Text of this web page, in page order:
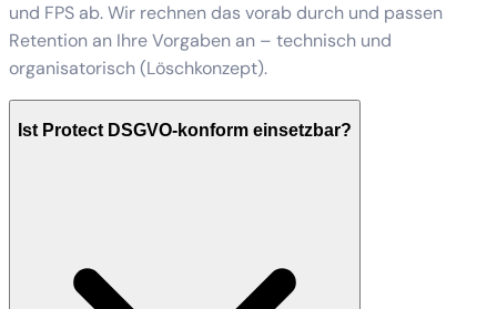
und FPS ab. Wir rechnen das vorab durch und passen
Retention an Ihre Vorgaben an – technisch und
organisatorisch (Löschkonzept).
Ist Protect DSGVO-konform einsetzbar?